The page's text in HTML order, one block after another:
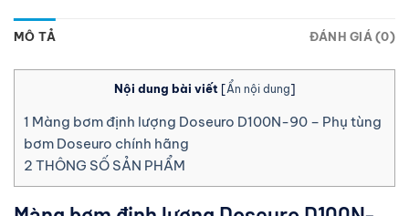
MÔ TẢ ĐÁNH GIÁ (0)
Nội dung bài viết [Ẩn nội dung]
1 Màng bơm định lượng Doseuro D100N-90 – Phụ tùng
bơm Doseuro chính hãng
2 THÔNG SỐ SẢN PHẨM